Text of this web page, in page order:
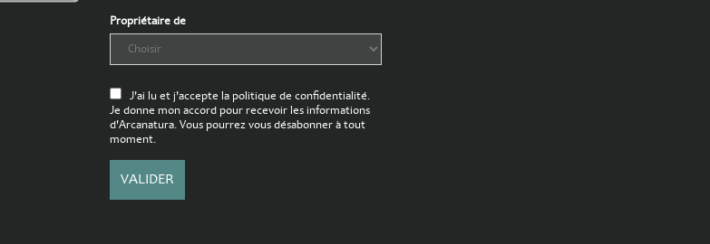
Propriétaire de
J'ai lu et j'accepte la politique de confidentialité.
Je donne mon accord pour recevoir les informations
d'Arcanatura. Vous pourrez vous désabonner à tout
moment.